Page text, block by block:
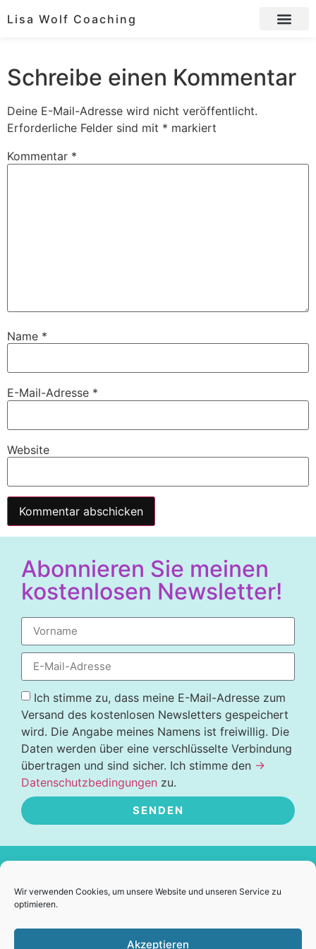
Wir verwenden Cookies, um unsere Website und unseren Service zu
optimieren.
Akzeptieren
Lisa Wolf Coaching
Schreibe einen Kommentar
Deine E-Mail-Adresse wird nicht veröffentlicht.
Erforderliche Felder sind mit * markiert
Kommentar *
Name *
E-Mail-Adresse *
Website
Abonnieren Sie meinen
kostenlosen Newsletter!
Ich stimme zu, dass meine E-Mail-Adresse zum
Versand des kostenlosen Newsletters gespeichert
wird. Die Angabe meines Namens ist freiwillig. Die
Daten werden über eine verschlüsselte Verbindung
übertragen und sind sicher. Ich stimme den →
Datenschutzbedingungen zu.
SENDEN
+43 676 6753372
lisawolftelek@gmail.com
Skype: Elisabeth Wolf Telek